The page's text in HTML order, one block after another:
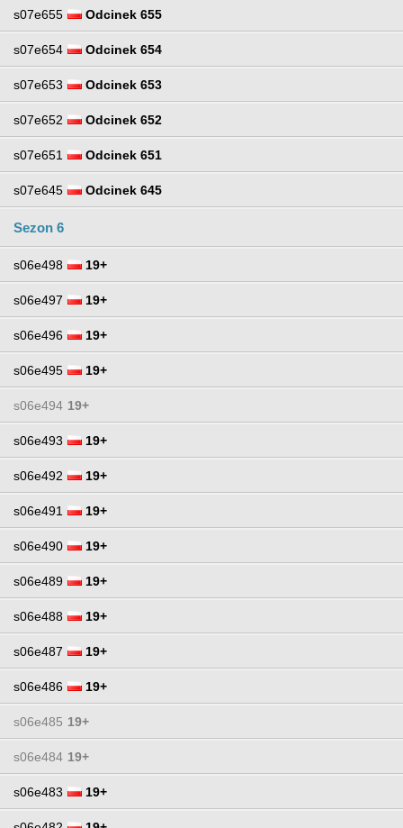
s07e655 Odcinek 655
s07e654 Odcinek 654
s07e653 Odcinek 653
s07e652 Odcinek 652
s07e651 Odcinek 651
s07e645 Odcinek 645
Sezon 6
s06e498 19+
s06e497 19+
s06e496 19+
s06e495 19+
s06e494 19+
s06e493 19+
s06e492 19+
s06e491 19+
s06e490 19+
s06e489 19+
s06e488 19+
s06e487 19+
s06e486 19+
s06e485 19+
s06e484 19+
s06e483 19+